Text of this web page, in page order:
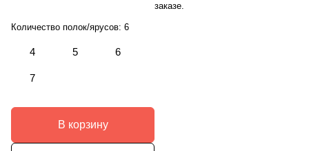
Количество полок/ярусов: 6
4 5 6
7
В корзину
заказе.